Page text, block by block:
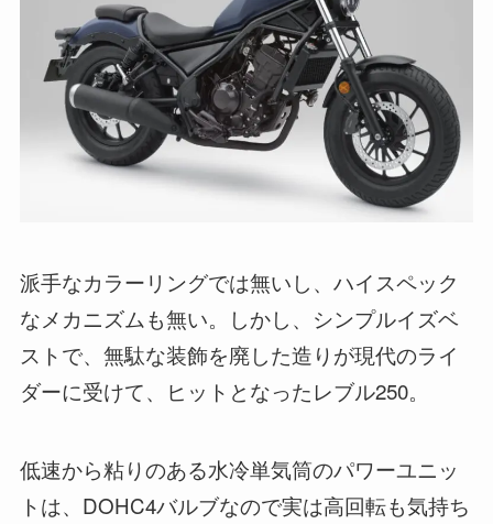
派手なカラーリングでは無いし、ハイスペック
なメカニズムも無い。しかし、シンプルイズベ
ストで、無駄な装飾を廃した造りが現代のライ
ダーに受けて、ヒットとなったレブル250。
低速から粘りのある水冷単気筒のパワーユニッ
トは、DOHC4バルブなので実は高回転も気持ち